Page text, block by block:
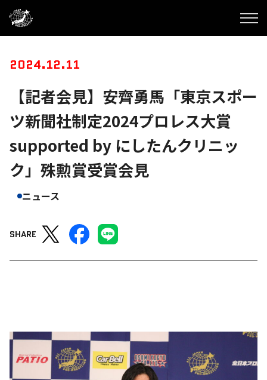
2024.12.11
【記者会見】安齊勇馬「東京スポー
ツ新聞社制定2024プロレス大賞
supported by にしたんクリニッ
ク」殊勲賞受賞会見
ニュース
SHARE